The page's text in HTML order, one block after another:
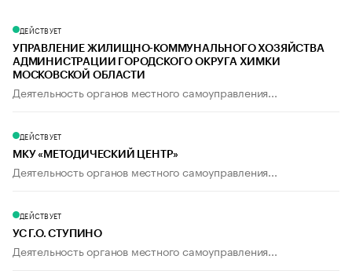
ДЕЙСТВУЕТ
УПРАВЛЕНИЕ ЖИЛИЩНО-КОММУНАЛЬНОГО ХОЗЯЙСТВА
АДМИНИСТРАЦИИ ГОРОДСКОГО ОКРУГА ХИМКИ
МОСКОВСКОЙ ОБЛАСТИ
Деятельность органов местного самоуправления...
ДЕЙСТВУЕТ
МКУ «МЕТОДИЧЕСКИЙ ЦЕНТР»
Деятельность органов местного самоуправления...
ДЕЙСТВУЕТ
УС Г.О. СТУПИНО
Деятельность органов местного самоуправления...